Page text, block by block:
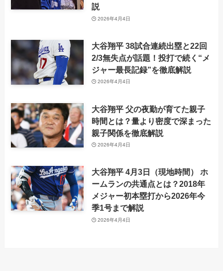
説
2026年4月4日
大谷翔平 38試合連続出塁と22回
2/3無失点が話題！投打で続く“メ
ジャー最長記録”を徹底解説
2026年4月4日
大谷翔平 父の夜勤が育てた親子
時間とは？量より密度で深まった
親子関係を徹底解説
2026年4月4日
大谷翔平 4月3日（現地時間） ホ
ームランの共通点とは？2018年
メジャー初本塁打から2026年今
季1号まで解説
2026年4月4日